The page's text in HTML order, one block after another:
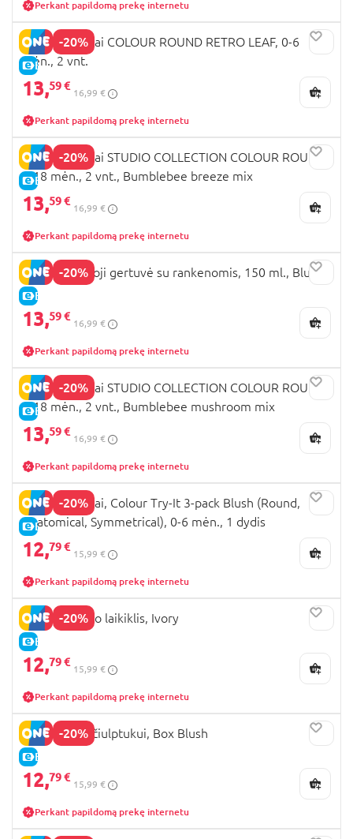
Perkant papildomą prekę internetu
-20%
E-KAINA
BIBS čiulptukai COLOUR ROUND RETRO LEAF, 0-6
mėn., 2 vnt.
13,59 €
16,99 €
Perkant papildomą prekę internetu
-20%
E-KAINA
BIBS čiulptukai STUDIO COLLECTION COLOUR ROUND,
6-18 mėn., 2 vnt., Bumblebee breeze mix
13,59 €
16,99 €
Perkant papildomą prekę internetu
-20%
E-KAINA
BIBS mokomoji gertuvė su rankenomis, 150 ml., Blush
13,59 €
16,99 €
Perkant papildomą prekę internetu
-20%
E-KAINA
BIBS čiulptukai STUDIO COLLECTION COLOUR ROUND,
6-18 mėn., 2 vnt., Bumblebee mushroom mix
13,59 €
16,99 €
Perkant papildomą prekę internetu
-20%
E-KAINA
BIBS čiulptukai, Colour Try-It 3-pack Blush (Round,
Anatomical, Symmetrical), 0-6 mėn., 1 dydis
12,79 €
15,99 €
Perkant papildomą prekę internetu
-20%
E-KAINA
BIBS čiulptuko laikiklis, Ivory
12,79 €
15,99 €
Perkant papildomą prekę internetu
-20%
E-KAINA
BIBS dėžutė čiulptukui, Box Blush
12,79 €
15,99 €
Perkant papildomą prekę internetu